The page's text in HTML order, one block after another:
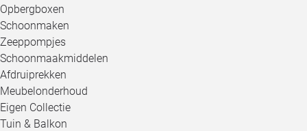
Opbergboxen
Schoonmaken
Zeeppompjes
Schoonmaakmiddelen
Afdruiprekken
Meubelonderhoud
Eigen Collectie
Tuin & Balkon